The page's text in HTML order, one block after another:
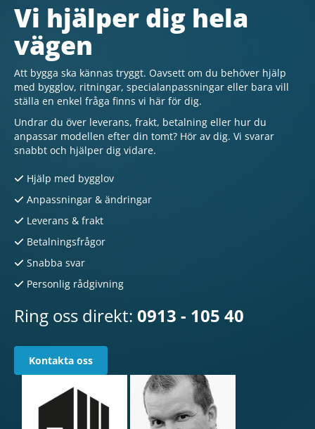
Vi hjälper dig hela
vägen
Att bygga ska kännas tryggt. Oavsett om du behöver hjälp
med bygglov, ritningar, specialanpassningar eller bara vill
ställa en enkel fråga finns vi här för dig.
Undrar du över leverans, frakt, betalning eller hur du
anpassar modellen efter din tomt? Hör av dig. Vi svarar
snabbt och hjälper dig vidare.
Hjälp med bygglov
Anpassningar & ändringar
Leverans & frakt
Betalningsfrågor
Snabba svar
Personlig rådgivning
Ring oss direkt: 0913 - 105 40
Kontakta oss